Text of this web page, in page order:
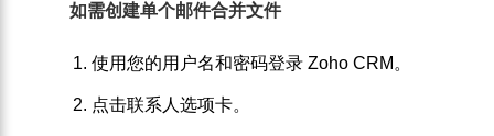
如需创建单个邮件合并文件
使用您的用户名和密码登录 Zoho CRM。
点击联系人 选项卡。